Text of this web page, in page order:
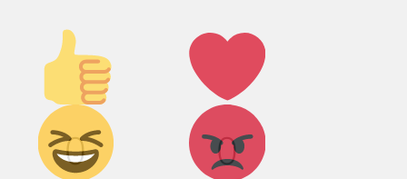
Палец
вверх!
0
Лайк!
0
Дикий
смех!
Агрессия!